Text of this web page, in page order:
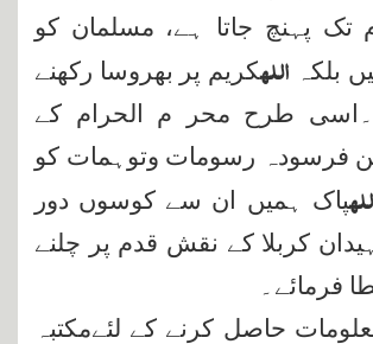
تک پہنچ جاتا ہے، مسلمان کو
بلکہ اللہکریم پر بھروسا رکھنے
طرح محر م الحرام کے
فرسودہ رسومات وتوہمات کو
پاک ہمیں ان سے کوسوں دور
کربلا کے نقش قدم پر چلنے
فرمائے۔
حاصل کرنے کے لئےمکتبہ